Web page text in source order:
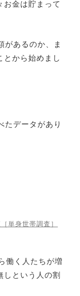
お金は貯まって
があるのか、ま
とから始めまし
たデータがあり
単身世帯調査］
働く人たちが増
しという人の割